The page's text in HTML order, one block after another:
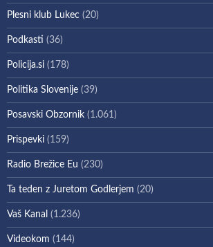
Plesni klub Lukec (20)
Podkasti (36)
Policija.si (178)
Politika Slovenije (39)
Posavski Obzornik (1.061)
Prispevki (159)
Radio Brežice Eu (230)
Ta teden z Juretom Godlerjem (20)
Vaš Kanal (1.236)
Videokom (144)